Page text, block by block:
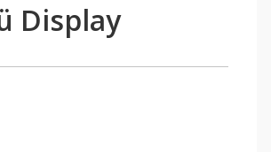
Display